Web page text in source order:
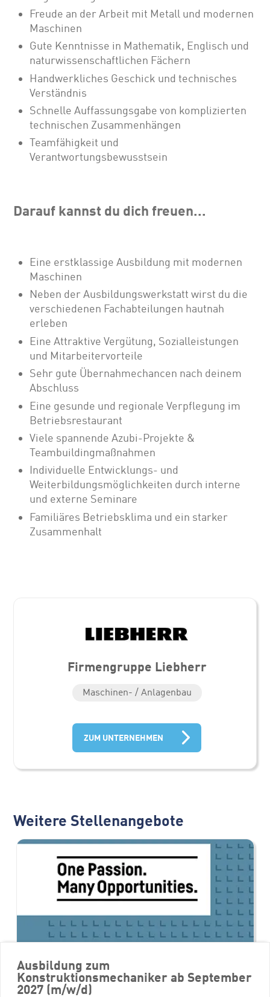
Freude an der Arbeit mit Metall und modernen
Maschinen
Gute Kenntnisse in Mathematik, Englisch und
naturwissenschaftlichen Fächern
Handwerkliches Geschick und technisches
Verständnis
Schnelle Auffassungsgabe von komplizierten
technischen Zusammenhängen
Teamfähigkeit und
Verantwortungsbewusstsein
Darauf kannst du dich freuen...
Eine erstklassige Ausbildung mit modernen
Maschinen
Neben der Ausbildungswerkstatt wirst du die
verschiedenen Fachabteilungen hautnah
erleben
Eine Attraktive Vergütung, Sozialleistungen
und Mitarbeitervorteile
Sehr gute Übernahmechancen nach deinem
Abschluss
Eine gesunde und regionale Verpflegung im
Betriebsrestaurant
Viele spannende Azubi-Projekte &
Teambuildingmaßnahmen
Individuelle Entwicklungs- und
Weiterbildungsmöglichkeiten durch interne
und externe Seminare
Familiäres Betriebsklima und ein starker
Zusammenhalt
Ausbildung zum
Konstruktionsmechaniker ab September
2027 (m/w/d)
Firmengruppe Liebherr
Maschinen- / Anlagenbau
ZUM UNTERNEHMEN
Weitere Stellenangebote